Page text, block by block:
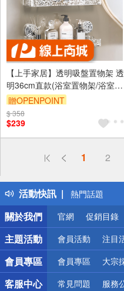
【上手家居】透明吸盤置物架 透
明36cm直款(浴室置物架/浴室收
納架收納架/轉角架)
贈OPENPOINT
訂單滿999享9折
$ 358
$239
1 2
活動快訊
偏遠地區配送
得獎公告
熱門話題
銀行優惠
偏遠地區配送
詐騙網頁！請
關於我們
官網 促銷目錄
主題活動 會員活動 注目
會員專區 會員專區 大宗
客服中心 常見問題 服務